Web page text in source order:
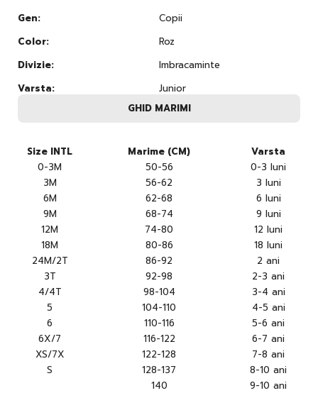
Gen:
Copii
Color:
Roz
Divizie:
Imbracaminte
Varsta:
Junior
GHID MARIMI
Size INTL Marime (CM)
Varsta
0-3M
50-56
0-3 luni
3M
56-62
3 luni
6M
62-68
6 luni
9M
68-74
9 luni
12M
74-80
12 luni
18M
80-86
18 luni
24M/2T
86-92
2 ani
3T
92-98
2-3 ani
4/4T
98-104
3-4 ani
5
104-110
4-5 ani
6
110-116
5-6 ani
6X/7
116-122
6-7 ani
XS/7X
122-128
7-8 ani
S
128-137
8-10 ani
140
9-10 ani